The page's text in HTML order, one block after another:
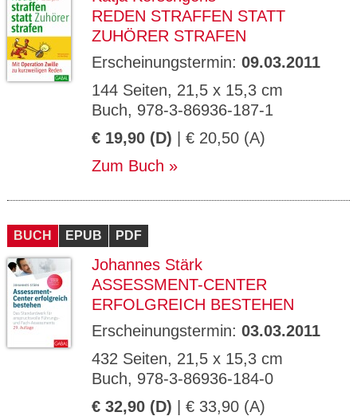
REDEN STRAFFEN STATT
ZUHÖRER STRAFEN
Erscheinungstermin: 09.03.2011
144 Seiten, 21,5 x 15,3 cm
Buch, 978-3-86936-187-1
€ 19,90 (D) | € 20,50 (A)
Zum Buch
BUCH EPUB PDF
Johannes Stärk
ASSESSMENT-CENTER
ERFOLGREICH BESTEHEN
Erscheinungstermin: 03.03.2011
432 Seiten, 21,5 x 15,3 cm
Buch, 978-3-86936-184-0
€ 32,90 (D) | € 33,90 (A)